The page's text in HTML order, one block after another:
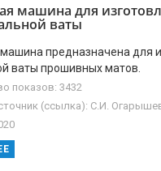
машина для
ваты
предназначена для
ваты прошивных матов.
показов: 3432
(ссылка): С.И.